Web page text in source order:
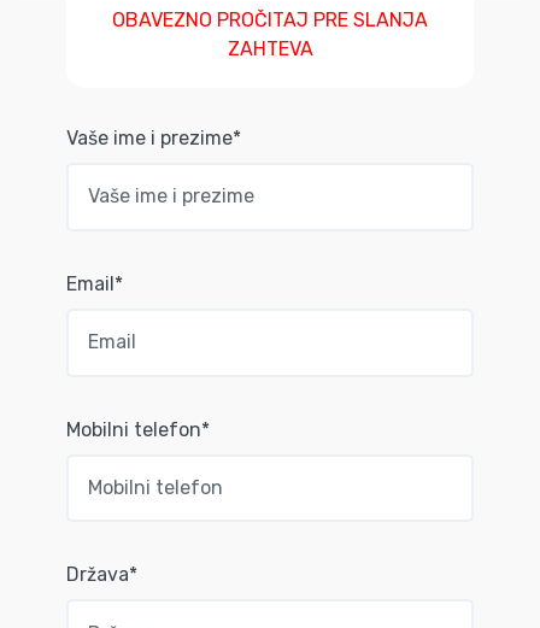
OBAVEZNO PROČITAJ PRE SLANJA
ZAHTEVA
Vaše ime i prezime*
Email*
Mobilni telefon*
Država*